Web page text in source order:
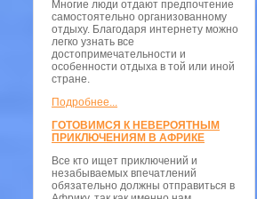
Многие люди отдают предпочтение
самостоятельно организованному
отдыху. Благодаря интернету можно
легко узнать все
достопримечательности и
особенности отдыха в той или иной
стране.
Подробнее...
ГОТОВИМСЯ К НЕВЕРОЯТНЫМ
ПРИКЛЮЧЕНИЯМ В АФРИКЕ
Все кто ищет приключений и
незабываемых впечатлений
обязательно должны отправиться в